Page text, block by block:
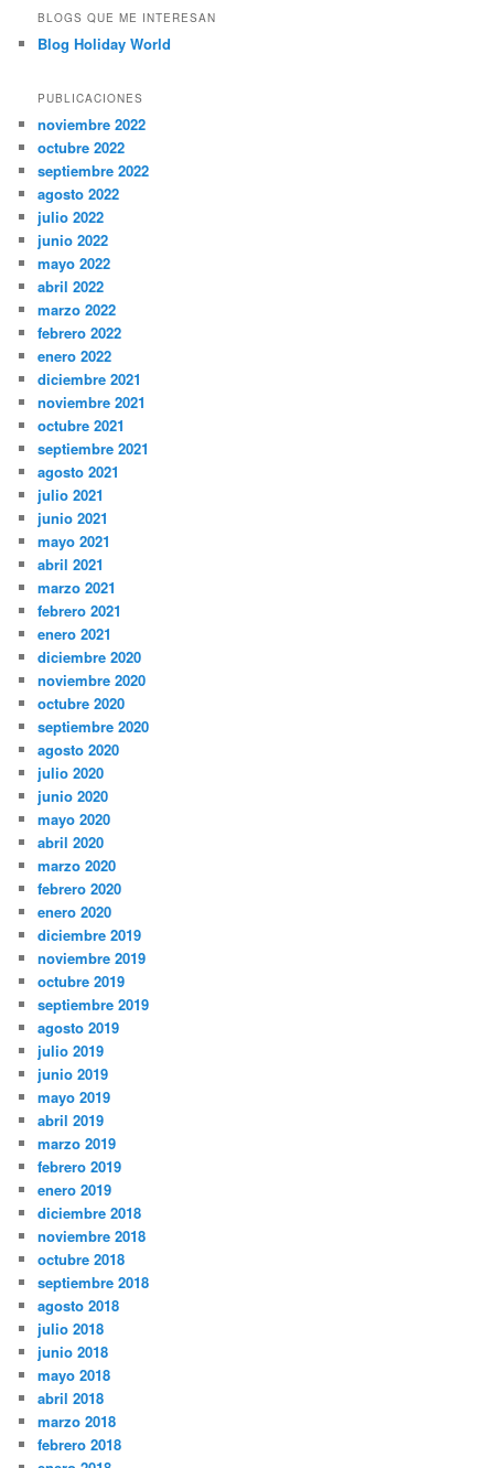
BLOGS QUE ME INTERESAN
Blog Holiday World
PUBLICACIONES
noviembre 2022
octubre 2022
septiembre 2022
agosto 2022
julio 2022
junio 2022
mayo 2022
abril 2022
marzo 2022
febrero 2022
enero 2022
diciembre 2021
noviembre 2021
octubre 2021
septiembre 2021
agosto 2021
julio 2021
junio 2021
mayo 2021
abril 2021
marzo 2021
febrero 2021
enero 2021
diciembre 2020
noviembre 2020
octubre 2020
septiembre 2020
agosto 2020
julio 2020
junio 2020
mayo 2020
abril 2020
marzo 2020
febrero 2020
enero 2020
diciembre 2019
noviembre 2019
octubre 2019
septiembre 2019
agosto 2019
julio 2019
junio 2019
mayo 2019
abril 2019
marzo 2019
febrero 2019
enero 2019
diciembre 2018
noviembre 2018
octubre 2018
septiembre 2018
agosto 2018
julio 2018
junio 2018
mayo 2018
abril 2018
marzo 2018
febrero 2018